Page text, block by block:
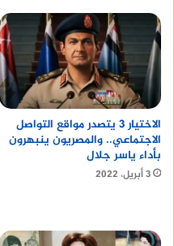
الاختيار 3 يتصدر مواقع التواصل
الاجتماعي.. والمصريون ينبهرون
بأداء ياسر جلال
3 أبريل، 2022